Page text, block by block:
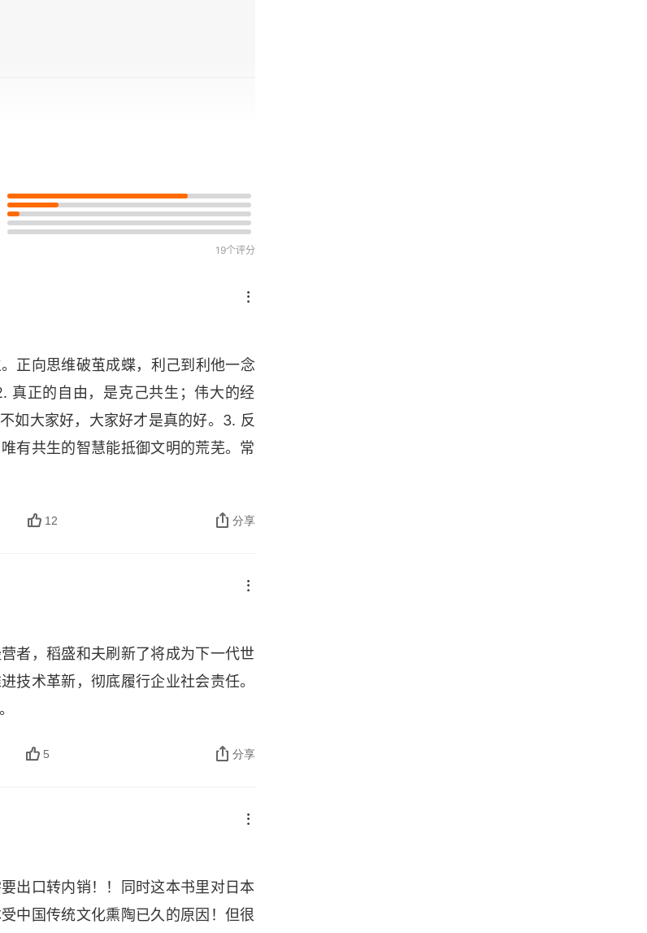
19个评分
正向思维破茧成蝶，利己到利他一念
真正的自由，是克己共生；伟大的经
如大家好，大家好才是真的好。3. 反
有共生的智慧能抵御文明的荒芜。常
12 分享
者，稻盛和夫刷新了将成为下一代世
技术革新，彻底履行企业社会责任。
5 分享
出口转内销！！同时这本书里对日本
中国传统文化熏陶已久的原因！但很